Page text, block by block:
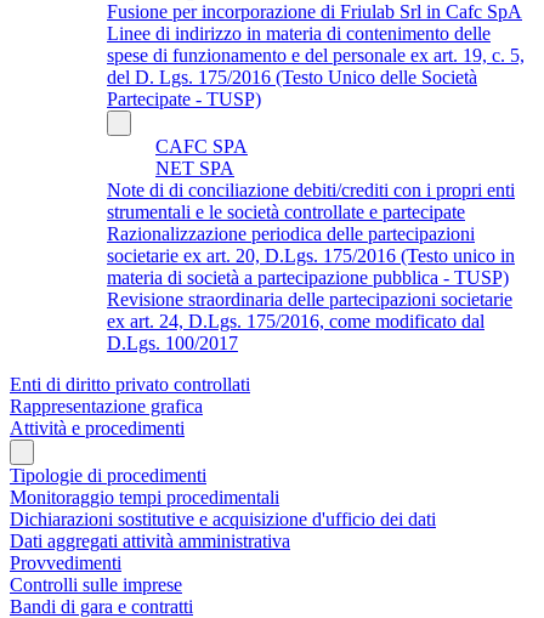
Fusione per incorporazione di Friulab Srl in Cafc SpA
Linee di indirizzo in materia di contenimento delle
spese di funzionamento e del personale ex art. 19, c. 5,
del D. Lgs. 175/2016 (Testo Unico delle Società
Partecipate - TUSP)
CAFC SPA
NET SPA
Note di di conciliazione debiti/crediti con i propri enti
strumentali e le società controllate e partecipate
Razionalizzazione periodica delle partecipazioni
societarie ex art. 20, D.Lgs. 175/2016 (Testo unico in
materia di società a partecipazione pubblica - TUSP)
Revisione straordinaria delle partecipazioni societarie
ex art. 24, D.Lgs. 175/2016, come modificato dal
D.Lgs. 100/2017
Enti di diritto privato controllati
Rappresentazione grafica
Attività e procedimenti
Tipologie di procedimenti
Monitoraggio tempi procedimentali
Dichiarazioni sostitutive e acquisizione d'ufficio dei dati
Dati aggregati attività amministrativa
Provvedimenti
Controlli sulle imprese
Bandi di gara e contratti